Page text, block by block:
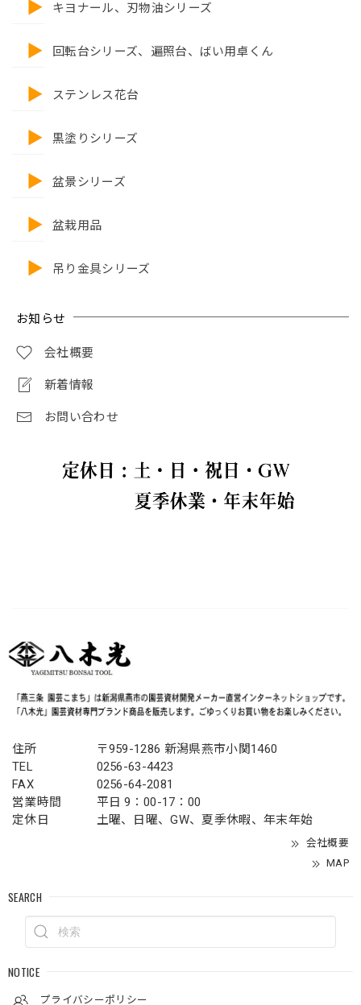
キヨナール、刃物油シリーズ
回転台シリーズ、遍照台、ばい用卓くん
ステンレス花台
黒塗りシリーズ
盆景シリーズ
盆栽用品
吊り金具シリーズ
お知らせ
会社概要
新着情報
お問い合わせ
住所
〒959-1286 新潟県燕市小関1460
TEL
0256-63-4423
FAX
0256-64-2081
営業時間
平日 9：00-17：00
定休日
土曜、日曜、GW、夏季休暇、年末年始
会社概要
MAP
SEARCH
NOTICE
プライバシーポリシー